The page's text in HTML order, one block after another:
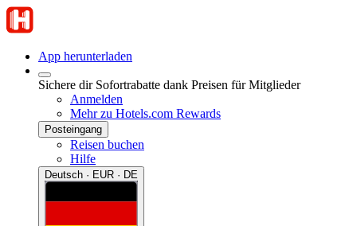
App herunterladen
Sichere dir Sofortrabatte dank Preisen für Mitglieder
Anmelden
Mehr zu Hotels.com Rewards
Posteingang
Reisen buchen
Hilfe
Deutsch · EUR · DE